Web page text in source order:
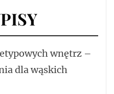
wnętrz –
dla wąskich